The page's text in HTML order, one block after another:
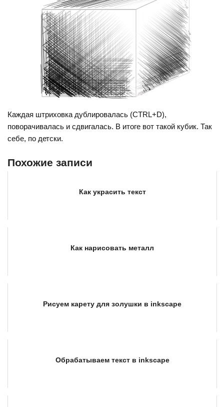
Каждая штриховка дублировалась (CTRL+D),
поворачивалась и сдвигалась. В итоге вот такой кубик. Так
себе, по детски.
Похожие записи
Как украсить текст
Как нарисовать металл
Рисуем карету для золушки в inkscape
Обрабатываем текст в inkscape